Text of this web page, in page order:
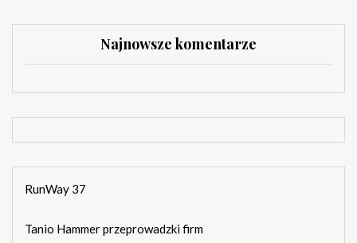
Najnowsze komentarze
RunWay 37
Tanio Hammer przeprowadzki firm